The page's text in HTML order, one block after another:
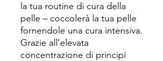
la tua routine di cura della
pelle – coccolerà la tua pelle
fornendole una cura intensiva.
Grazie all’elevata
concentrazione di principi